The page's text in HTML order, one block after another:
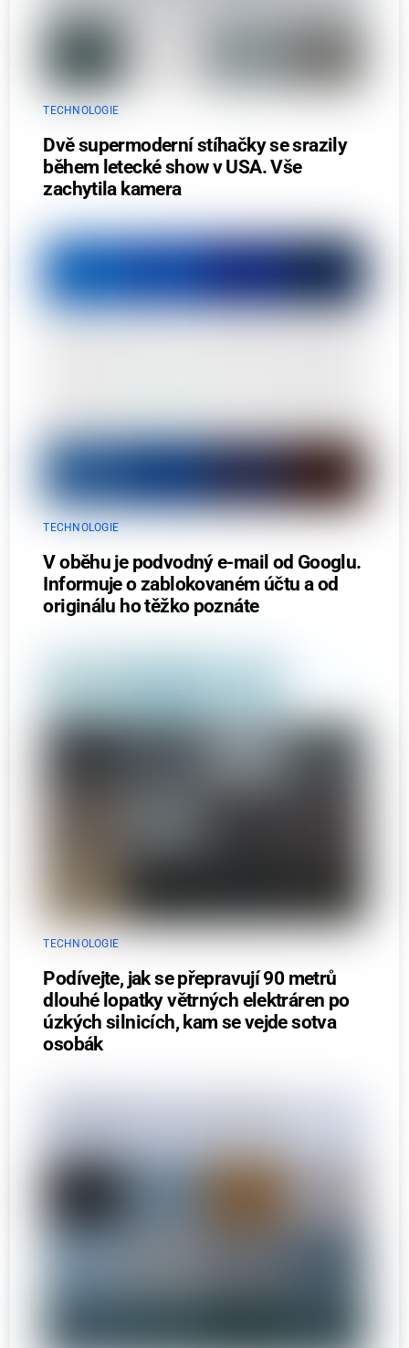
TECHNOLOGIE
Dvě supermoderní stíhačky se srazily
během letecké show v USA. Vše
zachytila kamera
TECHNOLOGIE
V oběhu je podvodný e-mail od Googlu.
Informuje o zablokovaném účtu a od
originálu ho těžko poznáte
TECHNOLOGIE
Podívejte, jak se přepravují 90 metrů
dlouhé lopatky větrných elektráren po
úzkých silnicích, kam se vejde sotva
osobák